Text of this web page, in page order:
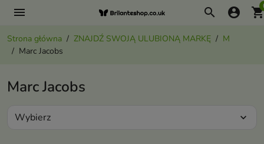
menu search account_circle
Strona główna ZNAJDŹ SWOJĄ ULUBIONĄ MARKĘ
M
Marc Jacobs
Marc Jacobs
Wybierz expand_more